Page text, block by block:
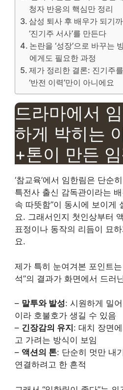
청자 반응의 핵심만 정리
삼성 퇴사 후 배우가 되기
‘진기주 서사’를 만든다
논란을 ‘성장’으로 바꾸는
에게도 필요한 과정
제가 정리한 결론: 진기주
‘반전 이력’만이 아니에요
드라마에서
하게 박히는
+톤이 만든
‘참교육’에서 임한림은 단순
특전사 출신 감독관이라는
속 따뜻함”이 동시에 보이게
요. 그래서인지 첫인상부터
표정이나 동작의 리듬이 묘
요.
제가 특히 눈여겨본 포인트
석”의 결과가 화면에서 드러
– 말투와 발성: 시원하게 밀
이라 호불호가 생길 수 있음
– 긴장감의 유지 : 대치 장면
고 가려는 방식이 보임
– 액션의 톤: 단순히 멋만 내
연결하려고 한 흔적